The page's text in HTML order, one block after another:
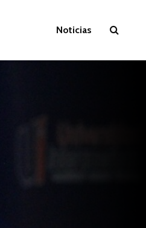
Noticias